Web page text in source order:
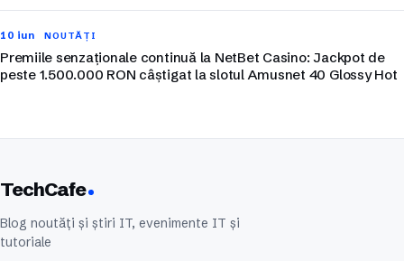
10 iun NOUTĂȚI
Premiile senzaționale continuă la NetBet Casino: Jackpot de
peste 1.500.000 RON câștigat la slotul Amusnet 40 Glossy Hot
TechCafe
Blog noutăți și știri IT, evenimente IT și
tutoriale